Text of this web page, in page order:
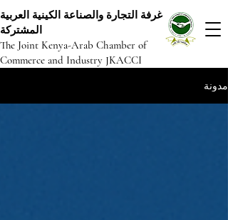
غرفة التجارة والصناعة الكينية العربية
المشتركة
The Joint Kenya-Arab Chamber of
Commerce and Industry JKACCI
مدونة